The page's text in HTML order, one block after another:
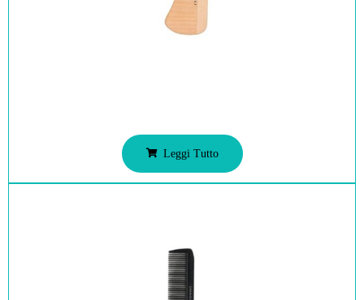
Leggi Tutto